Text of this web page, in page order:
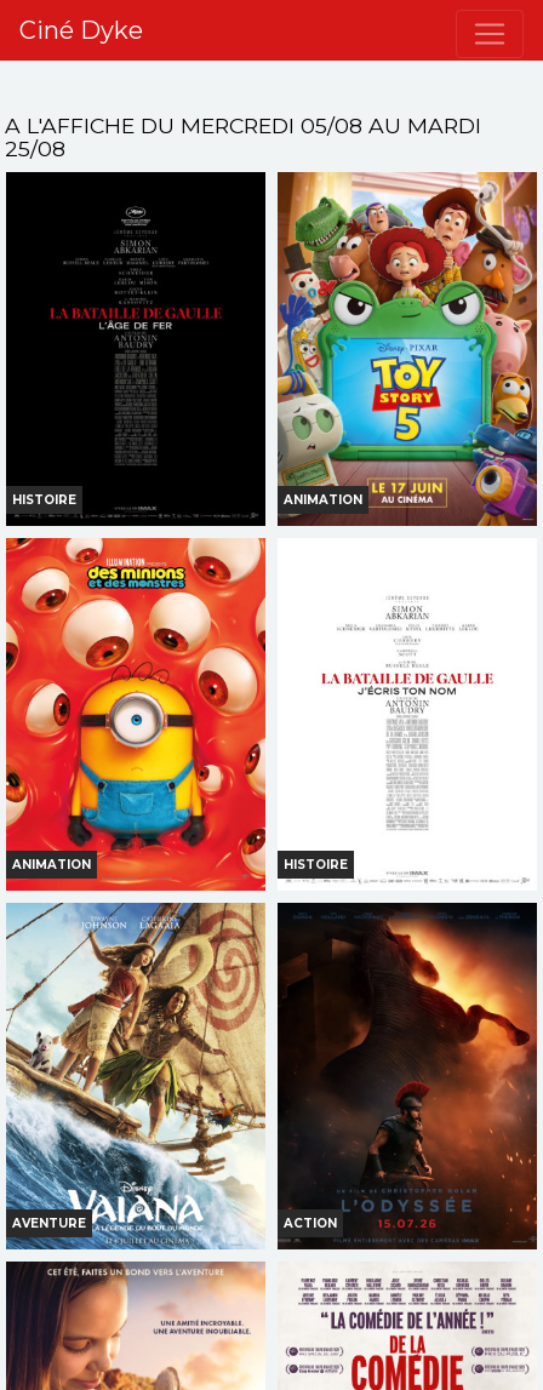
Ciné Dyke
A L'AFFICHE DU MERCREDI 05/08 AU MARDI
25/08
HISTOIRE
LA BATAILLE DE GAULLE -
L'ÂGE DE FER
Horaires et Infos
Bande-annonce
Réservation
AVERT. TOUT PUBLIC
VF
ANIMATION
Horaires et Infos
Bande-annonce
Réservation
TOUT PUBLIC
ANIMATION
DES MINIONS ET DES
MONSTRES
Horaires et Infos
Bande-annonce
Réservation
TOUT PUBLIC
HISTOIRE
LA BATAILLE DE GAULLE -
PARTIE 2 : J'ÉCRIS TON NOM
Horaires et Infos
Bande-annonce
Réservation
TOUT PUBLIC
VF
AVENTURE
VAIANA, LA LÉGENDE DU BOUT
DU MONDE
Horaires et Infos
Bande-annonce
ACTION
L'ODYSSÉE
Horaires et Infos
Bande-annonce